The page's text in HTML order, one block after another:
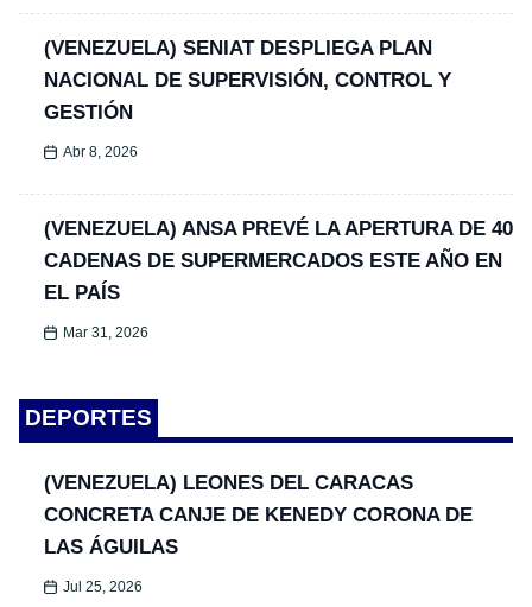
(VENEZUELA) SENIAT DESPLIEGA PLAN
NACIONAL DE SUPERVISIÓN, CONTROL Y
GESTIÓN
Abr 8, 2026
(VENEZUELA) ANSA PREVÉ LA APERTURA DE 40
CADENAS DE SUPERMERCADOS ESTE AÑO EN
EL PAÍS
Mar 31, 2026
DEPORTES
(VENEZUELA) LEONES DEL CARACAS
CONCRETA CANJE DE KENEDY CORONA DE
LAS ÁGUILAS
Jul 25, 2026